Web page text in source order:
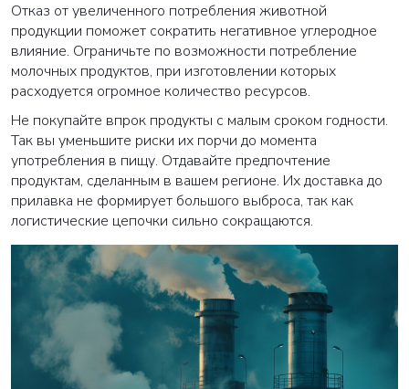
Отказ от увеличенного потребления животной
продукции поможет сократить негативное углеродное
влияние. Ограничьте по возможности потребление
молочных продуктов, при изготовлении которых
расходуется огромное количество ресурсов.
Не покупайте впрок продукты с малым сроком годности.
Так вы уменьшите риски их порчи до момента
употребления в пищу. Отдавайте предпочтение
продуктам, сделанным в вашем регионе. Их доставка до
прилавка не формирует большого выброса, так как
логистические цепочки сильно сокращаются.